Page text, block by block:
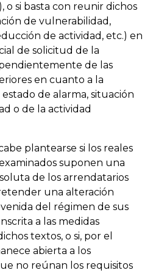
o si basta con reunir dichos
de vulnerabilidad,
de actividad, etc.) en
de solicitud de la
de las
en cuanto a la
de alarma, situación
o de la actividad
plantearse si los reales
suponen una
de los arrendatarios
una alteración
del régimen de sus
a las medidas
textos, o si, por el
abierta a los
no reúnan los requisitos